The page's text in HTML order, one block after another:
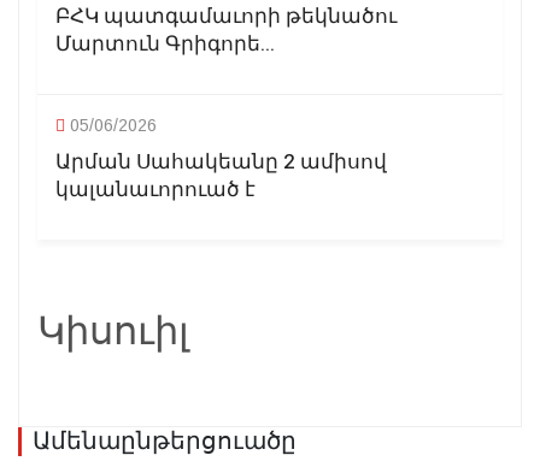
ԲՀԿ պատգամաւորի թեկնածու
Մարտուն Գրիգորե...
05/06/2026
Արման Սահակեանը 2 ամիսով
կալանաւորուած է
Կիսուիլ
Ամենաընթերցուածը